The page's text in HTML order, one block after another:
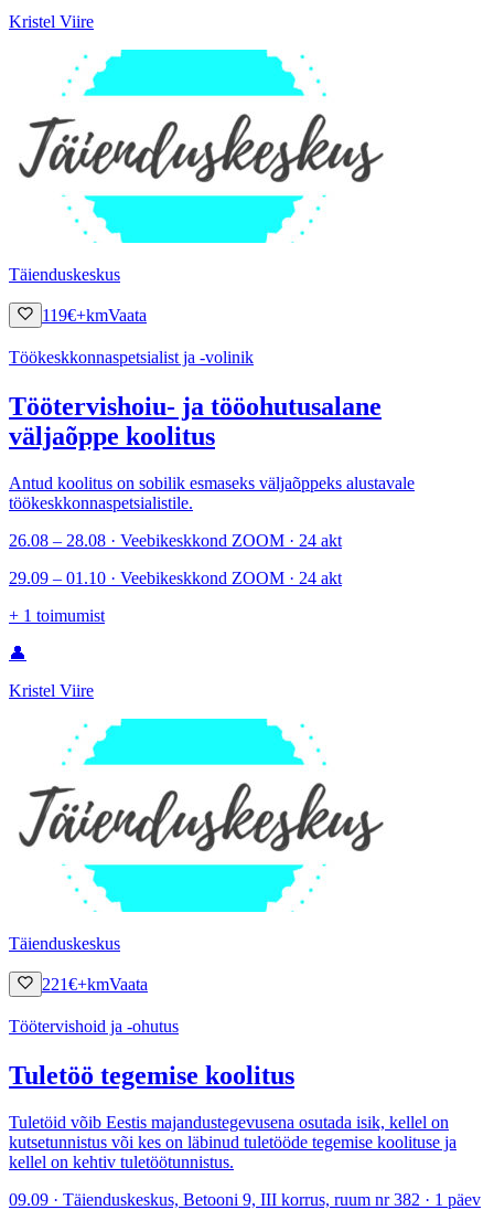
Kristel Viire
Täienduskeskus
119€+kmVaata
Töökeskkonnaspetsialist ja -volinik
Töötervishoiu- ja tööohutusalane
väljaõppe koolitus
Antud koolitus on sobilik esmaseks väljaõppeks alustavale
töökeskkonnaspetsialistile.
26.08 – 28.08 · Veebikeskkond ZOOM · 24 akt
29.09 – 01.10 · Veebikeskkond ZOOM · 24 akt
+ 1 toimumist
👤
Kristel Viire
Täienduskeskus
221€+kmVaata
Töötervishoid ja -ohutus
Tuletöö tegemise koolitus
Tuletöid võib Eestis majandustegevusena osutada isik, kellel on
kutsetunnistus või kes on läbinud tuletööde tegemise koolituse ja
kellel on kehtiv tuletöötunnistus.
09.09 · Täienduskeskus, Betooni 9, III korrus, ruum nr 382 · 1 päev